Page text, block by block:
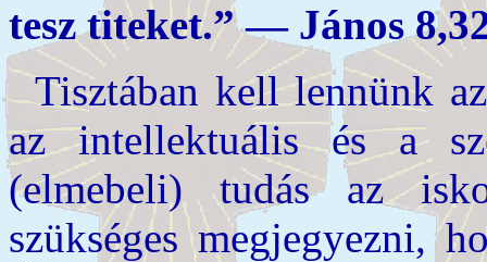
tesz titeket.” — János
Tisztában kell lennünk
az intellektuális és a
(elmebeli) tudás az
szükséges megjegyezni,